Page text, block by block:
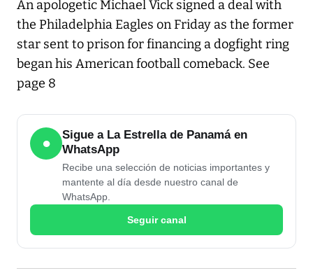
An apologetic Michael Vick signed a deal with
the Philadelphia Eagles on Friday as the former
star sent to prison for financing a dogfight ring
began his American football comeback. See
page 8
●
Sigue a La Estrella de Panamá en
WhatsApp
Recibe una selección de noticias importantes y
mantente al día desde nuestro canal de
WhatsApp.
Seguir canal